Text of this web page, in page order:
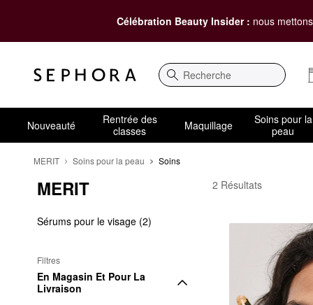
Célébration Beauty Insider : nous
Recherche
Nouveauté
Rentrée des
classes
Maquillage
Soins pour la
peau
MERIT Soins pour la peau Soins
MERIT
Sérums pour le visage (2)
Filtres
En Magasin Et Pour La
Livraison
MERIT Soins
2 Résultats